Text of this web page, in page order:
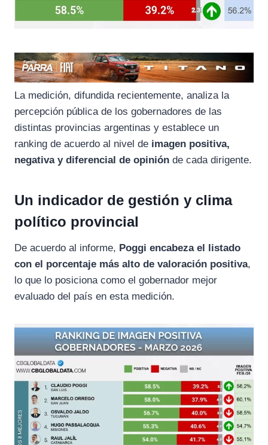
La medición, difundida recientemente, analiza la
percepción pública de los gobernadores de las
distintas provincias argentinas y establece un
ranking de acuerdo al nivel de imagen positiva,
negativa y diferencial de opinión de cada dirigente.
Un indicador de gestión y clima
político provincial
De acuerdo al informe, Poggi encabeza el listado
con el porcentaje más alto de valoración positiva,
lo que lo posiciona como el gobernador mejor
evaluado del país en esta medición.